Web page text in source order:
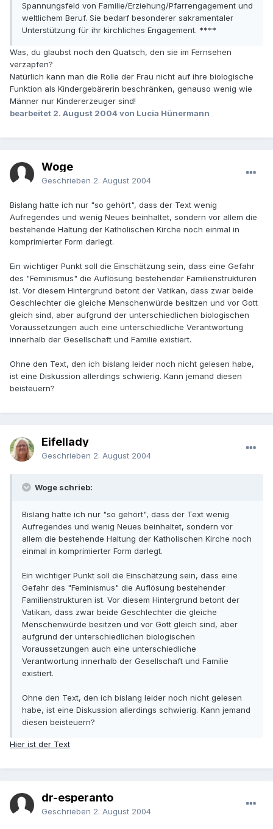
Spannungsfeld von Familie/Erziehung/Pfarrengagement und
weltlichem Beruf. Sie bedarf besonderer sakramentaler
Unterstützung für ihr kirchliches Engagement. ****
Was, du glaubst noch den Quatsch, den sie im Fernsehen
verzapfen?
Natürlich kann man die Rolle der Frau nicht auf ihre biologische
Funktion als Kindergebärerin beschränken, genauso wenig wie
Männer nur Kindererzeuger sind!
bearbeitet 2. August 2004 von Lucia Hünermann
Woge
Geschrieben 2. August 2004
Bislang hatte ich nur "so gehört", dass der Text wenig
Aufregendes und wenig Neues beinhaltet, sondern vor allem die
bestehende Haltung der Katholischen Kirche noch einmal in
komprimierter Form darlegt.
Ein wichtiger Punkt soll die Einschätzung sein, dass eine Gefahr
des "Feminismus" die Auflösung bestehender Familienstrukturen
ist. Vor diesem Hintergrund betont der Vatikan, dass zwar beide
Geschlechter die gleiche Menschenwürde besitzen und vor Gott
gleich sind, aber aufgrund der unterschiedlichen biologischen
Voraussetzungen auch eine unterschiedliche Verantwortung
innerhalb der Gesellschaft und Familie existiert.
Ohne den Text, den ich bislang leider noch nicht gelesen habe,
ist eine Diskussion allerdings schwierig. Kann jemand diesen
beisteuern?
Eifellady
Geschrieben 2. August 2004
Woge schrieb:
Bislang hatte ich nur "so gehört", dass der Text wenig
Aufregendes und wenig Neues beinhaltet, sondern vor
allem die bestehende Haltung der Katholischen Kirche noch
einmal in komprimierter Form darlegt.
Ein wichtiger Punkt soll die Einschätzung sein, dass eine
Gefahr des "Feminismus" die Auflösung bestehender
Familienstrukturen ist. Vor diesem Hintergrund betont der
Vatikan, dass zwar beide Geschlechter die gleiche
Menschenwürde besitzen und vor Gott gleich sind, aber
aufgrund der unterschiedlichen biologischen
Voraussetzungen auch eine unterschiedliche
Verantwortung innerhalb der Gesellschaft und Familie
existiert.
Ohne den Text, den ich bislang leider noch nicht gelesen
habe, ist eine Diskussion allerdings schwierig. Kann jemand
diesen beisteuern?
Hier ist der Text
dr-esperanto
Geschrieben 2. August 2004